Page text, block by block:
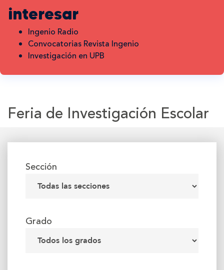
interesar
Ingenio Radio
Convocatorias Revista Ingenio
Investigación en UPB
Feria de Investigación Escolar
Sección
Grado